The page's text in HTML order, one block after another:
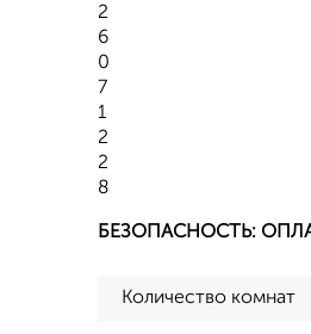
2
6
0
7
1
2
2
8
БЕЗОПАСНОСТЬ:
Количество комнат